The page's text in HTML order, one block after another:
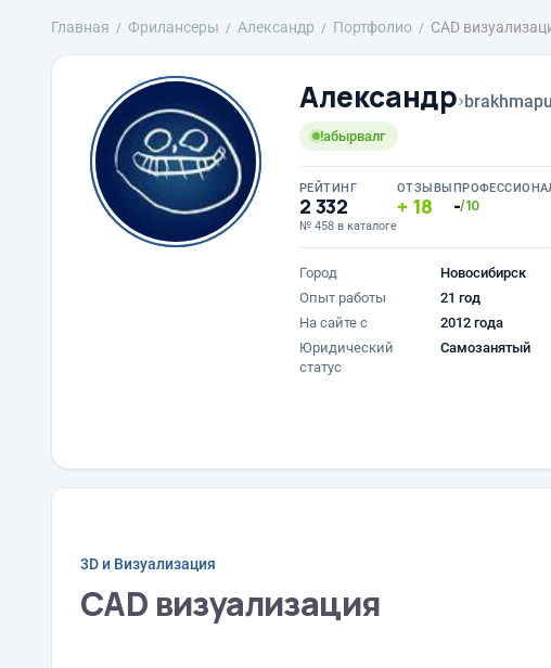
Главная Фрилансеры Александр Портфолио CAD
Александр›
!абырвалг
РЕЙТИНГ
2 332
№ 458 в каталоге
ОТЗЫВЫ
18 -/10
Город
Новосибирск
Опыт работы
21 год
На сайте с
2012 года
Юридический
статус
Самозанятый
3D и Визуализация
CAD визуализация